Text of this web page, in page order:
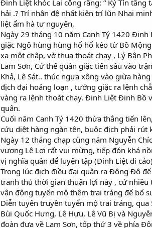
Đinh Liệt khóc Lai công rằng: “ Kỷ Tín
hải .? Trí nhân đệ nhất kiên trí lũn Nhai
liệt ẩm hà tư nguyên,
Ngày 29 tháng 10 năm Canh Tý 1420
giặc Ngô hùng hùng hổ hổ kéo từ Bồ
xạ một chập, vờ thua thoát chạy , Lý Bân
Lam Sơn, Cứ thế quân giặc tiến sâu vào
Khả, Lê Sát.. thúc ngựa xông vào giừa
địch đại hoảng loạn , tướng giặc ra lệnh
vàng ra lệnh thoát chạy. Đinh Liệt Đinh Bồ
quân.
Cuối năm Canh Tý 1420 thừa thắng tiến
cứu diệt hàng ngàn tên, buộc địch phải rút
Ngày 12 tháng chạp cùng năm Nguyễn
vương Lê Lợi rất vui mừng, tiếp đón khá
vị nghĩa quân để luyện tập (Đinh Liệt di cảo)
Trong lúc địch điều đại quân ra Đông Đô
tranh thủ thời gian thuận lợi này , cử
vận động tuyển mộ thêm trai tráng để bổ
Diễn tuyên truyền tuyển mộ trai tráng,
Bùi Quốc Hưng, Lê Hựu, Lê Vũ Bị và
đoàn đưa về Lam Sơn, tốp thứ 3 về phía